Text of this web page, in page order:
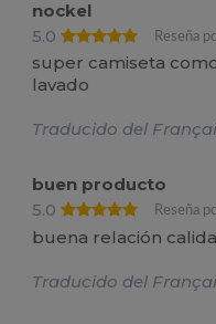
nockel
5.0
Reseña
super camiseta
lavado
Traducido del
buen producto
5.0
Reseña
buena relación
Traducido del